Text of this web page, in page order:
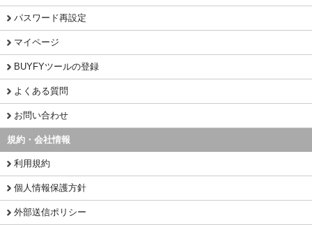
パスワード再設定
マイページ
BUYFYツールの登録
よくある質問
お問い合わせ
規約・会社情報
利用規約
個人情報保護方針
外部送信ポリシー